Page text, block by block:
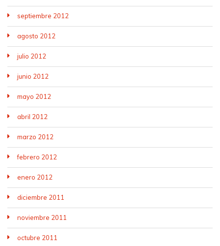
septiembre 2012
agosto 2012
julio 2012
junio 2012
mayo 2012
abril 2012
marzo 2012
febrero 2012
enero 2012
diciembre 2011
noviembre 2011
octubre 2011